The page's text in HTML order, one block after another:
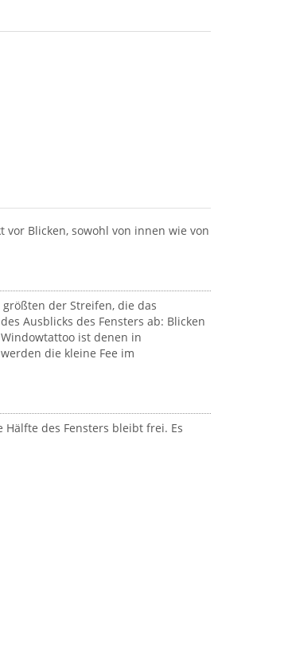
Blicken, sowohl von innen wie von
der Streifen, die das
Ausblicks des Fensters ab: Blicken
ist denen in
die kleine Fee im
des Fensters bleibt frei. Es